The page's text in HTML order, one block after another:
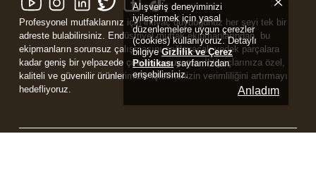
Alışveriş deneyiminizi
iyileştirmek için yasal
düzenlemelere uygun çerezler
(cookies) kullanıyoruz. Detaylı
bilgiyeGizlilik ve Çerez
Politikası sayfamızdan
erişebilirsiniz.
Anladım
Profesyonel mutfaklarınız için ihtiyaç duyduğunuz her şeyi tek bir
adreste bulabilirsiniz. Endüstriyel mutfak ekipmanlarından, bu
ekipmanların sorunsuz çalışmasını sağlayacak yedek parçalara
kadar geniş bir yelpazede çözüm sunuyoruz. İhtiyaçlarınıza özel,
kaliteli ve güvenilir ürünlerimizle işletmenizin verimliliğini artırmayı
hedefliyoruz.